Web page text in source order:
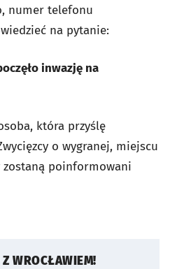
numer telefonu
na pytanie:
inwazję na
która przyślę
o wygranej, miejscu
poinformowani
WROCŁAWIEM!